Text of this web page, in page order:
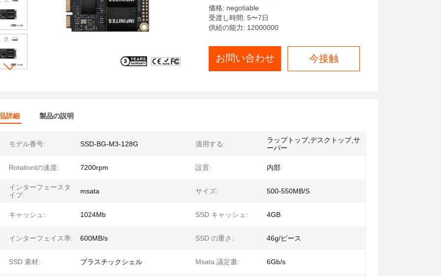
価格: negotiable
受渡し時間: 5〜7日
供給の能力: 12000000
お問い合わせ 今接触
詳細 製品の説明
モデル番号: SSD-BG-M3-128G 適用する:
ラップトップ,デスクトップ,サ
ーバー
Rotationlの速度: 7200rpm 設置: 内部
インターフェースタ
イプ:
msata サイズ: 500-550MB/S
キャッシュ: 1024Mb SSD キャッシュ: 4GB
インターフェイス率: 600MB/s SSD の重さ: 46g/ピース
SSD 素材: プラスチックシェル Msata 議定書: 6Gb/s